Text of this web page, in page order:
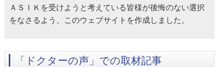
ＡＳＩＫを受けようと考えている皆様が後悔のない選択
をなさるよう、このウェブサイトを作成しました。
「ドクターの声」での取材記事